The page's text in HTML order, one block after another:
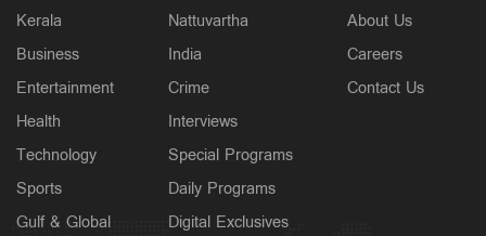
Kerala
Business
Entertainment
Health
Technology
Sports
Gulf & Global
Nattuvartha
India
Crime
Interviews
Special Programs
Daily Programs
Digital Exclusives
About Us
Careers
Contact Us